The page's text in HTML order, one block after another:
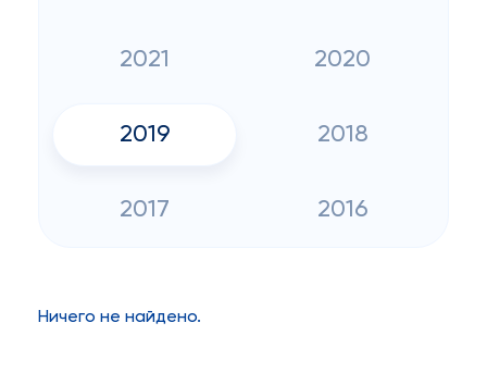
2021 2020
2019 2018
2017 2016
Ничего не найдено.